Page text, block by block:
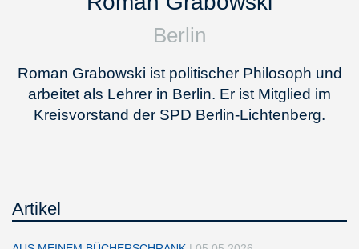
Berlin
Roman Grabowski ist politischer Philosoph und
arbeitet als Lehrer in Berlin. Er ist Mitglied im
Kreisvorstand der SPD Berlin-Lichtenberg.
Artikel